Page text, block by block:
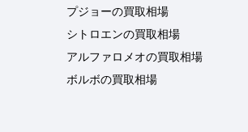
プジョーの買取相場
シトロエンの買取相場
アルファロメオの買取相場
ボルボの買取相場